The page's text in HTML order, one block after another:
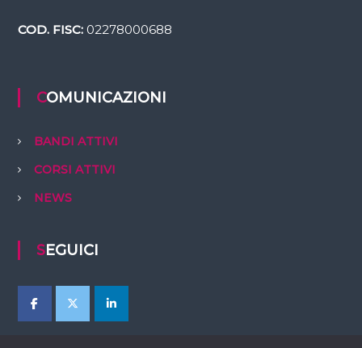
COD. FISC:02278000688
COMUNICAZIONI
BANDI ATTIVI
CORSI ATTIVI
NEWS
SEGUICI